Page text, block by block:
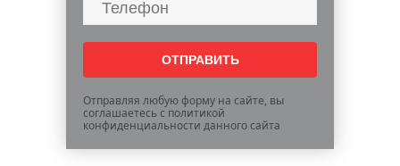
Отправляя любую форму на сайте, вы
соглашаетесь с политикой
конфиденциальности данного сайта